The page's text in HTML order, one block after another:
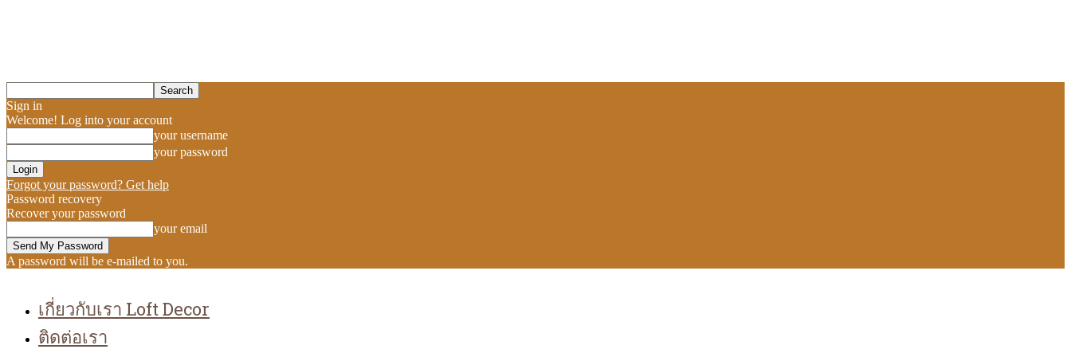
Sign in
Welcome! Log into your account
your username
your password
Forgot your password? Get help
Password recovery
Recover your password
your email
A password will be e-mailed to you.
เกี่ยวกับเรา Loft Decor
ติดต่อเรา